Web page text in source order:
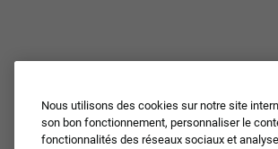
Nous utilisons des cookies sur notre site
son bon fonctionnement, personnaliser le
fonctionnalités des réseaux sociaux et